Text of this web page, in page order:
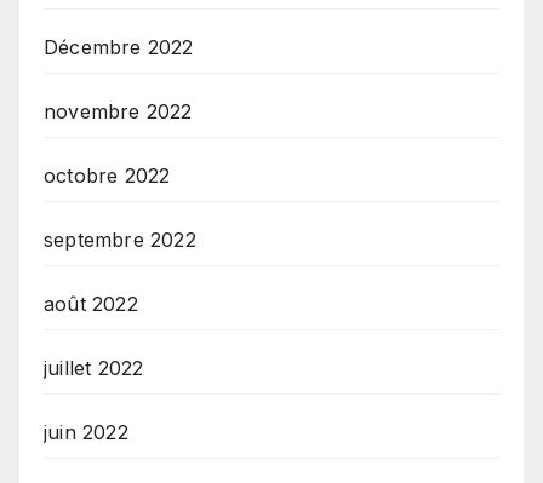
Décembre 2022
novembre 2022
octobre 2022
septembre 2022
août 2022
juillet 2022
juin 2022